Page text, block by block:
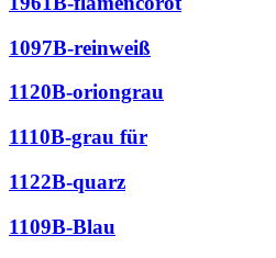
1097B-reinweiß
1120B-oriongrau
1110B-grau für
1122B-quarz
1109B-Blau